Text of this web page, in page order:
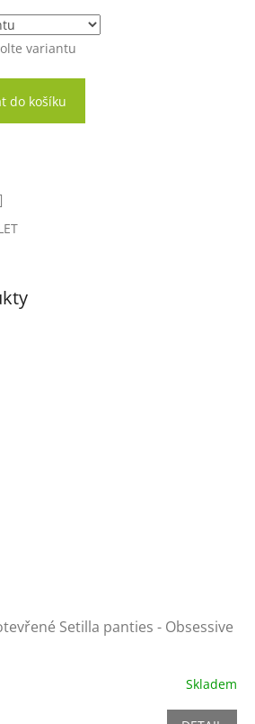
variantu
do košíku
Setilla panties - Obsessive
Skladem